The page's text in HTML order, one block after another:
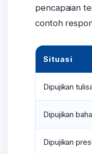
pencapaian
contoh
Situasi
Dipujikan
Dipujikan
Dipujikan